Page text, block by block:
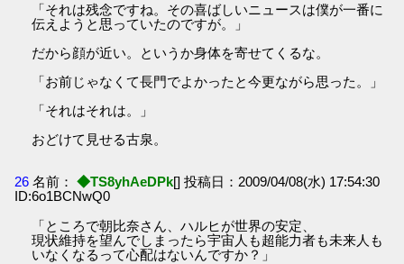
「それは残念ですね。その喜ばしいニュースは僕が一番に
伝えようと思っていたのですが。」
だから顔が近い。というか身体を寄せてくるな。
「お前じゃなくて長門でよかったと今更ながら思った。」
「それはそれは。」
おどけて見せる古泉。
26 名前： ◆TS8yhAeDPk[] 投稿日：2009/04/08(水) 17:54:30
ID:6o1BCNwQ0
「ところで朝比奈さん、ハルヒが世界の安定、
現状維持を望んでしまったら宇宙人も超能力者も未来人も
いなくなるって心配はないんですか？」